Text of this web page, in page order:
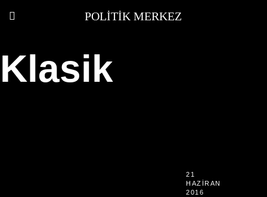
POLITIK MERKEZ
Klasik
21
HAZIRAN
2016